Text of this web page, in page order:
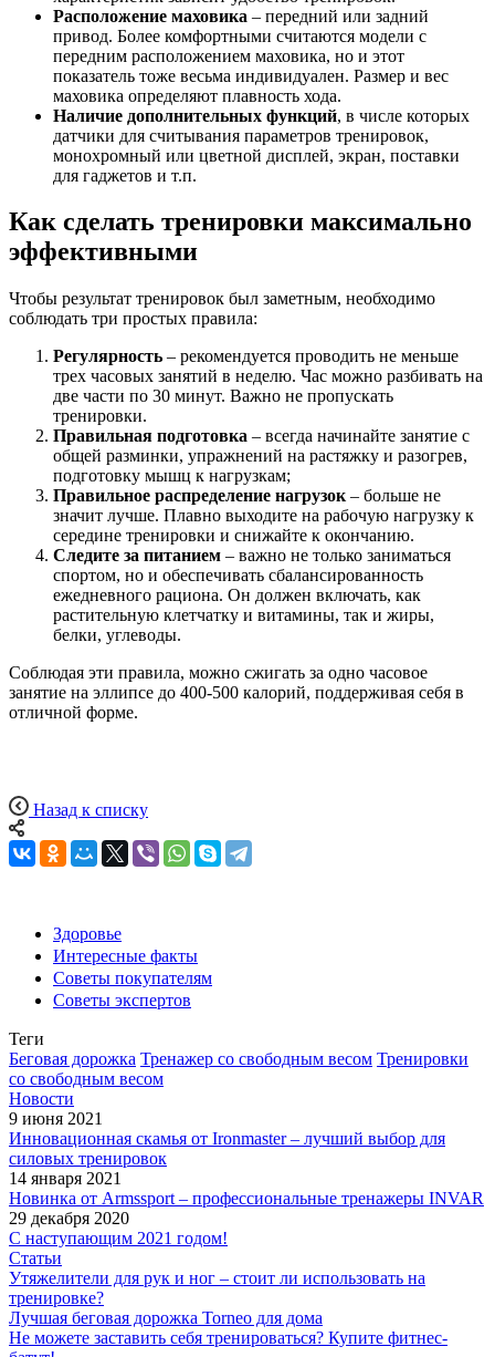
Расположение маховика – передний или задний
привод. Более комфортными считаются модели с
передним расположением маховика, но и этот
показатель тоже весьма индивидуален. Размер и вес
маховика определяют плавность хода.
Наличие дополнительных функций, в числе которых
датчики для считывания параметров тренировок,
монохромный или цветной дисплей, экран, поставки
для гаджетов и т.п.
Как сделать тренировки максимально
эффективными
Чтобы результат тренировок был заметным, необходимо
соблюдать три простых правила:
Регулярность – рекомендуется проводить не меньше
трех часовых занятий в неделю. Час можно разбивать на
две части по 30 минут. Важно не пропускать
тренировки.
Правильная подготовка – всегда начинайте занятие с
общей разминки, упражнений на растяжку и разогрев,
подготовку мышц к нагрузкам;
Правильное распределение нагрузок – больше не
значит лучше. Плавно выходите на рабочую нагрузку к
середине тренировки и снижайте к окончанию.
Следите за питанием – важно не только заниматься
спортом, но и обеспечивать сбалансированность
ежедневного рациона. Он должен включать, как
растительную клетчатку и витамины, так и жиры,
белки, углеводы.
Соблюдая эти правила, можно сжигать за одно часовое
занятие на эллипсе до 400-500 калорий, поддерживая себя в
отличной форме.
Назад к списку
Здоровье
Интересные факты
Советы покупателям
Советы экспертов
Теги
Беговая дорожка Тренажер со свободным весом Тренировки
со свободным весом
Новости
9 июня 2021
Инновационная скамья от Ironmaster – лучший выбор для
силовых тренировок
14 января 2021
Новинка от Armssport – профессиональные тренажеры INVAR
29 декабря 2020
С наступающим 2021 годом!
Статьи
Утяжелители для рук и ног – стоит ли использовать на
тренировке?
Лучшая беговая дорожка Torneo для дома
Не можете заставить себя тренироваться? Купите фитнес-